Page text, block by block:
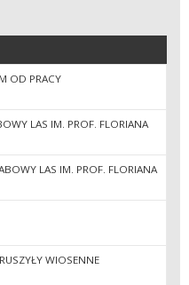
OD PRACY
LAS IM. PROF. FLORIANA
LAS IM. PROF. FLORIANA
WIOSENNE